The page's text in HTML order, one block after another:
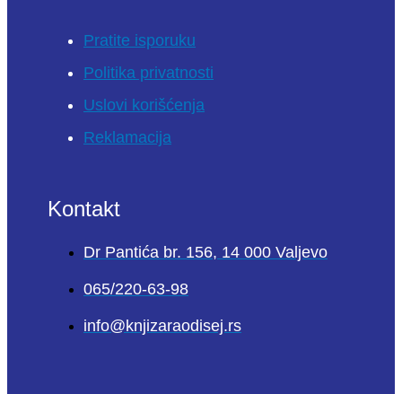
Pratite isporuku
Politika privatnosti
Uslovi korišćenja
Reklamacija
Kontakt
Dr Pantića br. 156, 14 000 Valjevo
065/220-63-98
info@knjizaraodisej.rs